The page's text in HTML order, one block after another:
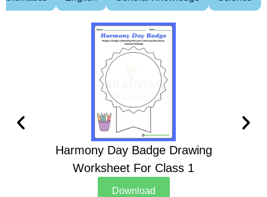
Harmony Day Badge Drawing
Worksheet For Class 1
Download